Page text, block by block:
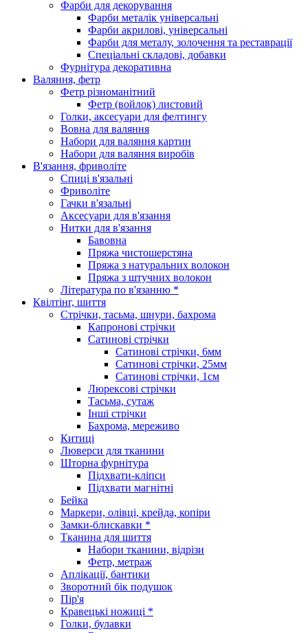
Фарби для декорування
Фарби металік універсальні
Фарби акрилові, універсальні
Фарби для металу, золочення та реставрації
Спеціальні складові, добавки
Фурнітура декоративна
Валяння, фетр
Фетр різноманітний
Фетр (войлок) листовий
Голки, аксесуари для фелтингу
Вовна для валяння
Набори для валяння картин
Набори для валяння виробів
В'язання, фриволіте
Спиці в'язальні
Фриволіте
Гачки в'язальні
Аксесуари для в'язання
Нитки для в'язання
Бавовна
Пряжа чистошерстяна
Пряжа з натуральних волокон
Пряжа з штучних волокон
Література по в'язанню *
Квілтінг, шиття
Стрічки, тасьма, шнури, бахрома
Капронові стрічки
Сатинові стрічки
Сатинові стрічки, 6мм
Сатинові стрічки, 25мм
Сатинові стрічки, 1см
Люрексові стрічки
Тасьма, сутаж
Інші стрічки
Бахрома, мереживо
Китиці
Люверси для тканини
Шторна фурнітура
Підхвати-кліпси
Підхвати магнітні
Бейка
Маркери, олівці, крейда, копіри
Замки-блискавки *
Тканина для шиття
Набори тканини, відрізи
Фетр, метраж
Аплікації, бантики
Зворотний бік подушок
Пір'я
Кравецькі ножиці *
Голки, булавки